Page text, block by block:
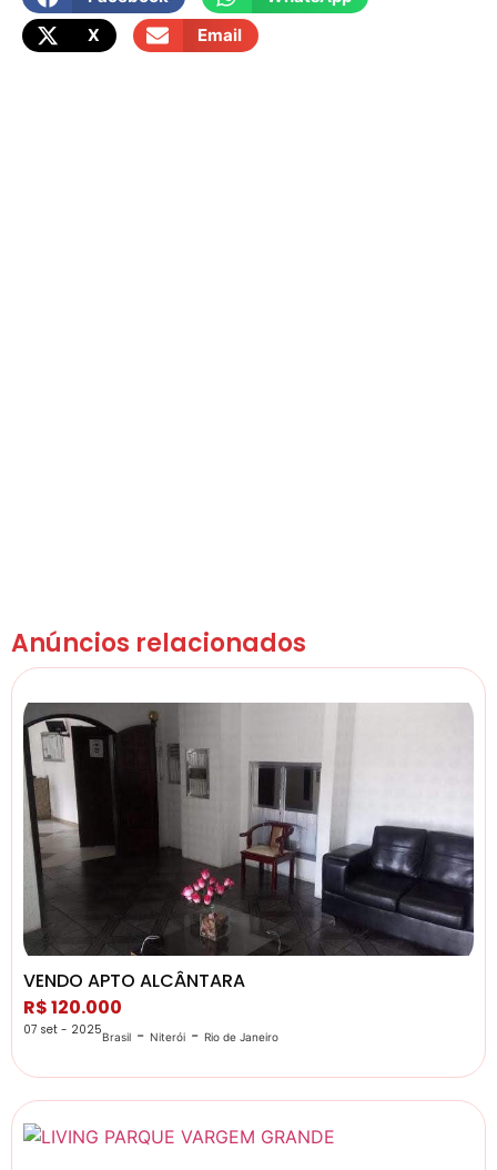
X
Email
Anúncios relacionados
VENDO APTO ALCÂNTARA
R$ 120.000
07 set - 2025Brasil - Niterói - Rio de Janeiro